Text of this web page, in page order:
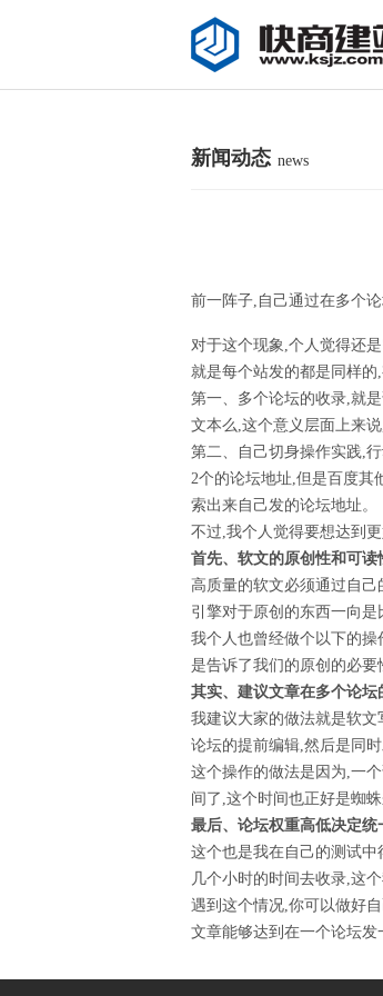
新闻动态 news
前一阵子,自己通过在多个
对于这个现象,个人觉得还
就是每个站发的都是同样的
第一、多个论坛的收录,就
文本么,这个意义层面上来
第二、自己切身操作实践,
2个的论坛地址,但是百度其
索出来自己发的论坛地址。
不过,我个人觉得要想达到
首先、软文的原创性和可读
高质量的软文必须通过自
引擎对于原创的东西一向是
我个人也曾经做个以下的
是告诉了我们的原创的必要
其实、建议文章在多个论坛
我建议大家的做法就是软
论坛的提前编辑,然后是同
这个操作的做法是因为,一
间了,这个时间也正好是蜘
最后、论坛权重高低决定统
这个也是我在自己的测试
几个小时的时间去收录,这
遇到这个情况,你可以做好
文章能够达到在一个论坛发